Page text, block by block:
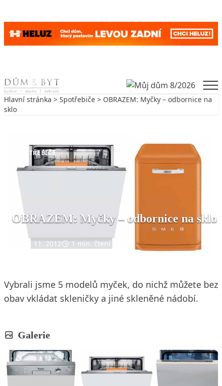
Skip to content
Hlavní stránka > Spotřebiče > OBRAZEM: Myčky – odbornice na
sklo
SPOTŘEBIČE
OBRAZEM: Myčky – odbornice na sklo
29. 11. 2012 1 min. čtení
Vybrali jsme 5 modelů myček, do nichž můžete bez
obav vkládat skleničky a jiné skleněné nádobí.
Galerie